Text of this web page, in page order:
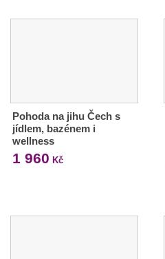
Pohoda na jihu Čech s
jídlem, bazénem i
wellness
1 960 Kč